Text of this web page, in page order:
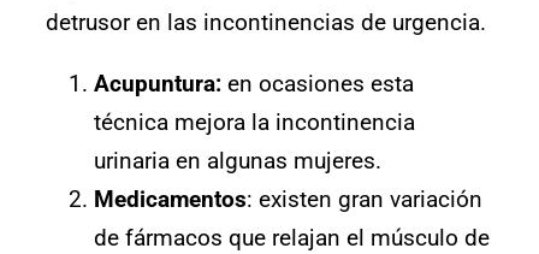
detrusor en las incontinencias de urgencia.
Acupuntura: en ocasiones esta
técnica mejora la incontinencia
urinaria en algunas mujeres.
Medicamentos: existen gran variación
de fármacos que relajan el músculo de